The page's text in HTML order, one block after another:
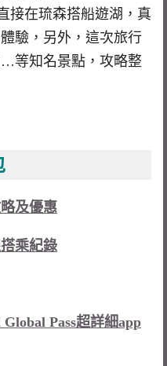
接在琉森搭船遊湖，真
驗，另外，這次旅行
等知名景點，攻略整
及優惠
乘紀錄
Pass超詳細app